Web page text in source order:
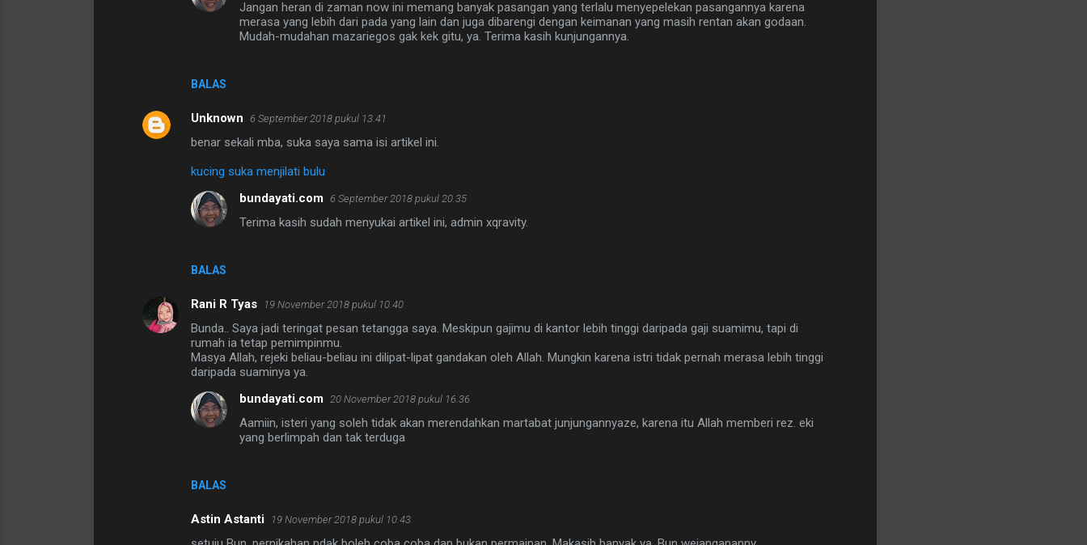
BALAS
Jangan heran di zaman now ini memang banyak pasangan yang terlalu menyepelekan pasangannya karena
merasa yang lebih dari pada yang lain dan juga dibarengi dengan keimanan yang masih rentan akan godaan.
Mudah-mudahan mazariegos gak kek gitu, ya. Terima kasih kunjungannya.
Unknown 6 September 2018 pukul 13.41
benar sekali mba, suka saya sama isi artikel ini.
kucing suka menjilati bulu
BALAS
bundayati.com 6 September 2018 pukul 20.35
Terima kasih sudah menyukai artikel ini, admin xqravity.
Rani R Tyas 19 November 2018 pukul 10.40
Bunda.. Saya jadi teringat pesan tetangga saya. Meskipun gajimu di kantor lebih tinggi daripada gaji suamimu, tapi di
rumah ia tetap pemimpinmu.
Masya Allah, rejeki beliau-beliau ini dilipat-lipat gandakan oleh Allah. Mungkin karena istri tidak pernah merasa lebih tinggi
daripada suaminya ya.
BALAS
bundayati.com 20 November 2018 pukul 16.36
Aamiin, isteri yang soleh tidak akan merendahkan martabat junjungannyaze, karena itu Allah memberi rez. eki
yang berlimpah dan tak terduga
Astin Astanti 19 November 2018 pukul 10.43